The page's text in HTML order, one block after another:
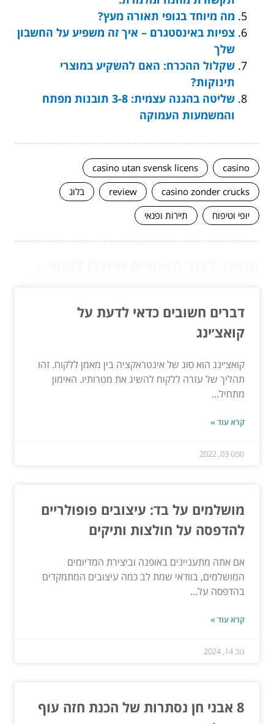
מה מיוחד בגופי תאורה מעץ?
צפיות באינסטגרם – איך זה משפיע על החשבון
שלך
שקלול ההכרח: האם להשקיע במוצרי
תינוקות?
שליטה בהגנה עצמית: 3-8 תובנות מפתח
והמשמעות העמוקה
casino
casino utan svensk licens
casino zonder crucks
review
בלוג
יופי וטיפוח
תיירות ופנאי
דברים חשובים כדאי לדעת על
קואצ׳ינג
קואצ׳ינג הוא סוג של אינטראקציה בין מאמן ללקוח. זהו
תהליך של עזרה ללקוח להשיג את מטרותיו. האימון
מתחיל...
קרא עוד »
ספט 03, 2022
מושלמים על בד: עיצובים פופולריים
להדפסה על חולצות ותיקים
אם אתה מתעניינים באופנה וביצירת המדיומים
המושלמים, בוודאי שמת לב כמה עיצובים המתמקדים
בהדפסה על...
קרא עוד »
נוב 14, 2024
8 אבני חן נסתרות של הכנת חזה עוף